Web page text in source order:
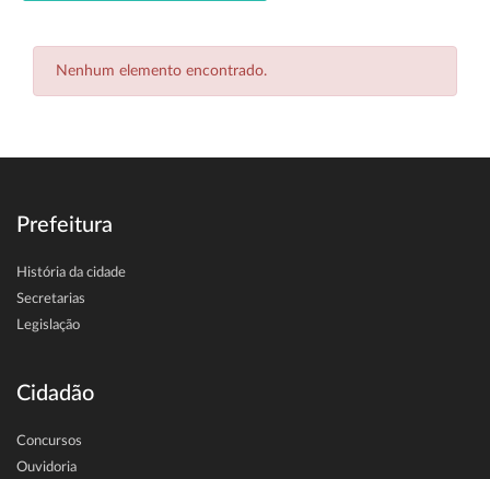
Nenhum elemento encontrado.
Prefeitura
História da cidade
Secretarias
Legislação
Cidadão
Concursos
Ouvidoria